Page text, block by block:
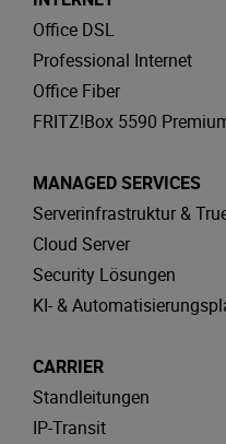
Office DSL
Professional Internet
Office Fiber
FRITZ!Box 5590
MANAGED SERVICES
Serverinfrastruktur &
Cloud Server
Security Lösungen
KI- &
CARRIER
Standleitungen
IP-Transit